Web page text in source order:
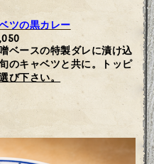
ツの黒カレー
ベースの特製ダレに漬け込
のキャベツと共に。トッピ
び下さい。